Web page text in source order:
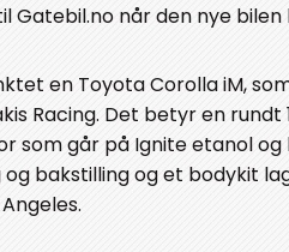
Gatebil.no når den nye
en Toyota Corolla iM,
Racing. Det betyr en
som går på Ignite etanol og
bakstilling og et bodykit